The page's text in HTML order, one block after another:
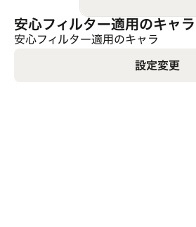
安心フィルター適用のキャラ
安心フィルター適用のキャラ
設定変更